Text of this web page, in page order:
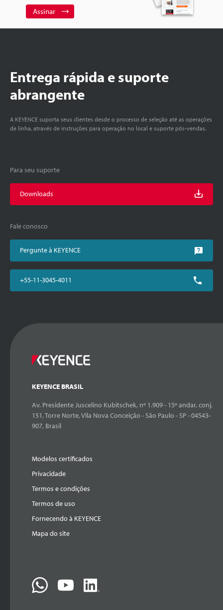
Assinar
Entrega rápida e suporte
abrangente
A KEYENCE suporta seus clientes desde o processo de seleção até as operações
de linha, através de instruções para operação no local e suporte pós-vendas.
Para seu suporte
Downloads
Fale conosco
Pergunte à KEYENCE
+55-11-3045-4011
KEYENCE BRASIL
Av. Presidente Juscelino Kubitschek, nº 1.909 - 15º andar, conj.
151, Torre Norte, Vila Nova Conceição - São Paulo - SP - 04543-
907, Brasil
Modelos certificados
Privacidade
Termos e condições
Termos de uso
Fornecendo à KEYENCE
Mapa do site